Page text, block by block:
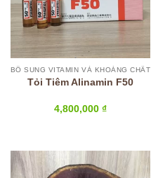
BỔ SUNG VITAMIN VÀ KHOÁNG CHẤT
Tỏi Tiêm Alinamin F50
4,800,000 ₫